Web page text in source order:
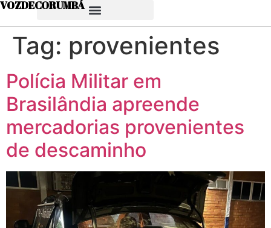
VOZDECORUMBÁ
Tag: provenientes
Polícia Militar em
Brasilândia apreende
mercadorias provenientes
de descaminho